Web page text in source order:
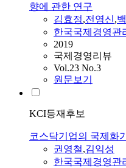
향에 관한 연구
김효정,전영신,
한국국제경영관
2019
국제경영리뷰
Vol.23 No.3
원문보기
KCI등재후보
코스닥기업의 국제화
권영철,김익성
한국국제경영관